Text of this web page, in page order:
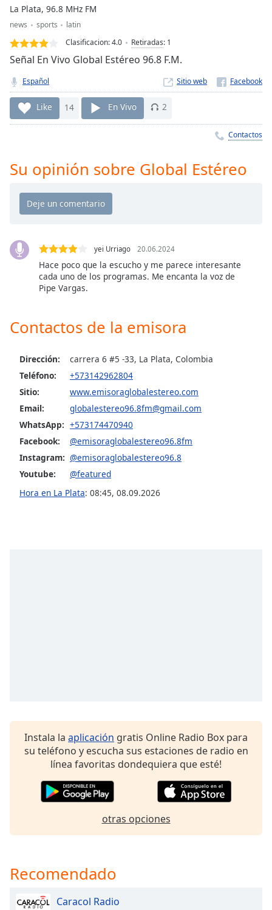
Duration
Loaded
0.00%
Stream
Seek to
live,
currently
behind
liveLIVE
Playback
Rate
Chapters
Descriptions
selected
Subtitles
subtitles
settings
opens
subtitles
settings
dialog
subtitles
off,
Escape
cancel
Text
Opacity
La Plata, 96.8 MHz FM
news sports
latin
Clasificacion:4.0 Retiradas: 1
Señal En Vivo Global Estéreo 96.8 F.M.
Español Sitio web
Like 14 En Vivo 2
Contactos
Su opinión sobre Global Estéreo
yei Urriago 20.06.2024
Hace poco que la escucho y me parece interesante
cada uno de los programas. Me encanta la voz de
Pipe Vargas.
Contactos de la emisora
Dirección:
carrera 6 #5 -33, La Plata, Colombia
Teléfono:
+573142962804
Sitio:
www.emisoraglobalestereo.com
Email:
globalestereo96.8fm@gmail.com
WhatsApp: +573174470940
Facebook:
@emisoraglobalestereo96.8fm
Instagram: @emisoraglobalestereo96.8
Youtube:
@featured
Hora en La Plata: 08:45, 08.09.2026
Instala la aplicación gratis Online Radio Box para
su teléfono y escucha sus estaciones de radio en
línea favoritas dondequiera que esté!
otras opciones
Recomendado
Caracol Radio